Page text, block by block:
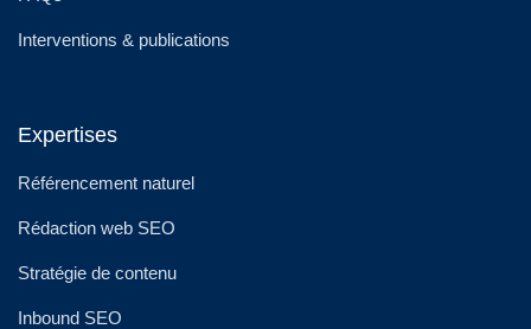
Interventions & publications
Expertises
Référencement naturel
Rédaction web SEO
Stratégie de contenu
Inbound SEO